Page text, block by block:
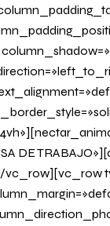
DE